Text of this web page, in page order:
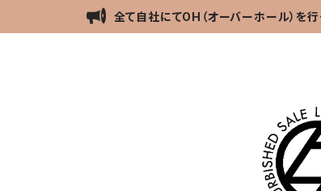
全て自社にてOH（オーバーホール）を